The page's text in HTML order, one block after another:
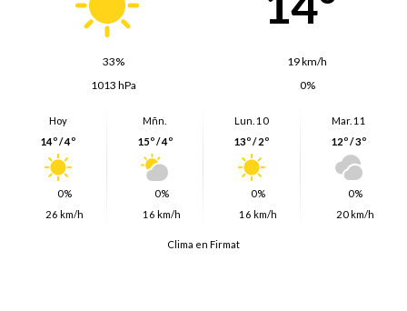
33%
19 km/h
1013 hPa
0%
Hoy
14º / 4º
0%
26 km/h
Mñn.
15º / 4º
0%
16 km/h
Lun. 10
13º / 2º
0%
16 km/h
Mar. 11
12º / 3º
0%
20 km/h
Clima en Firmat